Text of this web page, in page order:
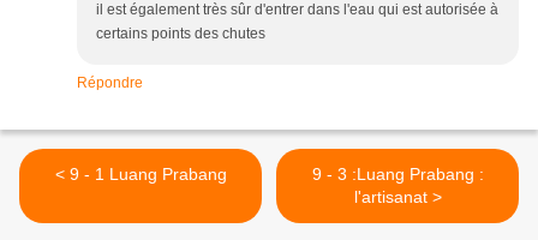
il est également très sûr d'entrer dans l'eau qui est autorisée à
certains points des chutes
Répondre
< 9 - 1 Luang Prabang
9 - 3 :Luang Prabang :
l'artisanat >